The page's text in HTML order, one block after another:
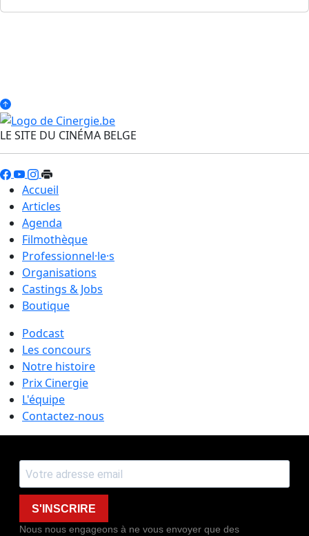
LE SITE DU CINÉMA BELGE
Accueil
Articles
Agenda
Filmothèque
Professionnel·le·s
Organisations
Castings & Jobs
Boutique
Podcast
Les concours
Notre histoire
Prix Cinergie
L'équipe
Contactez-nous
S'INSCRIRE
Nous nous engageons à ne vous envoyer que des